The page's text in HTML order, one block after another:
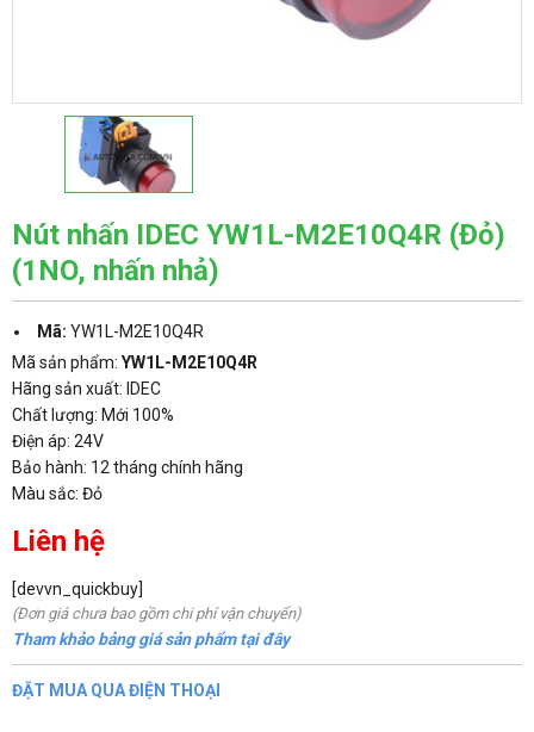
Nút nhấn IDEC YW1L-M2E10Q4R (Đỏ)
(1NO, nhấn nhả)
Mã: YW1L-M2E10Q4R
Mã sản phẩm: YW1L-M2E10Q4R
Hãng sản xuất: IDEC
Chất lượng: Mới 100%
Điện áp: 24V
Bảo hành: 12 tháng chính hãng
Màu sắc: Đỏ
Liên hệ
[devvn_quickbuy]
(Đơn giá chưa bao gồm chi phí vận chuyển)
Tham khảo bảng giá sản phẩm tại đây
ĐẶT MUA QUA ĐIỆN THOẠI